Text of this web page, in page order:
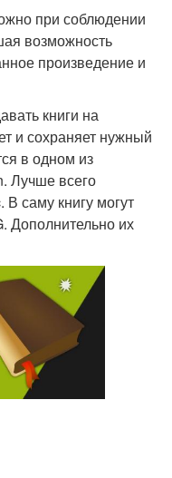
при соблюдении
возможность
произведение и
книги на
и сохраняет нужный
в одном из
Лучше всего
саму книгу могут
Дополнительно их